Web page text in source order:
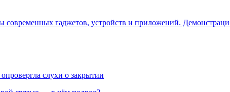
современных гаджетов, устройств и приложений.
слухи о закрытии